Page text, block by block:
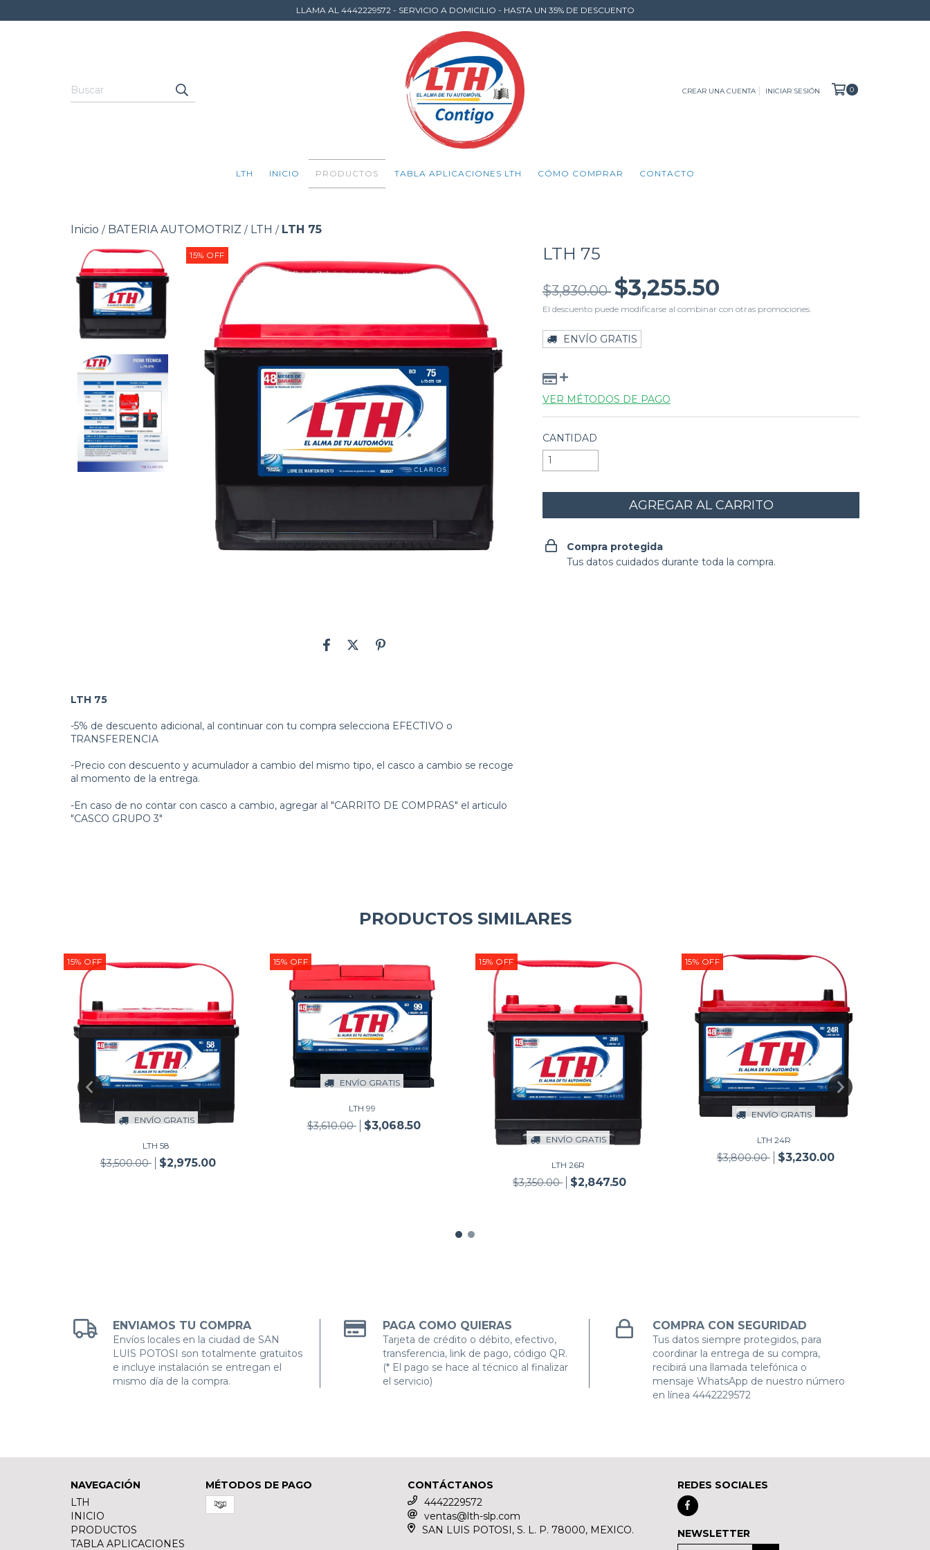
LLAMA AL 4442229572 - SERVICIO A DOMICILIO - HASTA UN 35% DE DESCUENTO
CREAR UNA CUENTA INICIAR SESIÓN 0
LTH INICIO PRODUCTOS TABLA APLICACIONES LTH CÓMO COMPRAR CONTACTO
Inicio / BATERIA AUTOMOTRIZ / LTH / LTH 75
15% OFF
LTH 75
-5% de descuento adicional, al continuar con tu compra selecciona EFECTIVO o
TRANSFERENCIA
-Precio con descuento y acumulador a cambio del mismo tipo, el casco a cambio se recoge
al momento de la entrega.
-En caso de no contar con casco a cambio, agregar al "CARRITO DE COMPRAS" el articulo
"CASCO GRUPO 3"
LTH 75
$3,830.00 $3,255.50
El descuento puede modificarse al combinar con otras promociones.
ENVÍO GRATIS
VER MÉTODOS DE PAGO
CANTIDAD
Compra protegida
Tus datos cuidados durante toda la compra.
PRODUCTOS SIMILARES
15% OFF
ENVÍO GRATIS
LTH 58
$3,500.00 $2,975.00
15% OFF
ENVÍO GRATIS
LTH 99
$3,610.00 $3,068.50
15% OFF
ENVÍO GRATIS
LTH 26R
$3,350.00 $2,847.50
15% OFF
ENVÍO GRATIS
LTH 24R
$3,800.00 $3,230.00
ENVIAMOS TU COMPRA
Envíos locales en la ciudad de SAN
LUIS POTOSI son totalmente gratuitos
e incluye instalación se entregan el
mismo día de la compra.
PAGA COMO QUIERAS
Tarjeta de crédito o débito, efectivo,
transferencia, link de pago, código QR.
(* El pago se hace al técnico al finalizar
el servicio)
COMPRA CON SEGURIDAD
Tus datos siempre protegidos, para
coordinar la entrega de su compra,
recibirá una llamada telefónica o
mensaje WhatsApp de nuestro número
en línea 4442229572
NAVEGACIÓN
LTH
INICIO
PRODUCTOS
TABLA APLICACIONES
MÉTODOS DE PAGO
CONTÁCTANOS
4442229572
ventas@lth-slp.com
SAN LUIS POTOSI, S. L. P. 78000, MEXICO.
REDES SOCIALES
NEWSLETTER